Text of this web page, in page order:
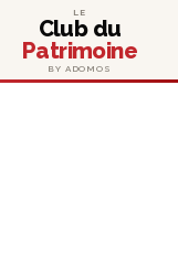
LE
Club du
Patrimoine
BY ADOMOS